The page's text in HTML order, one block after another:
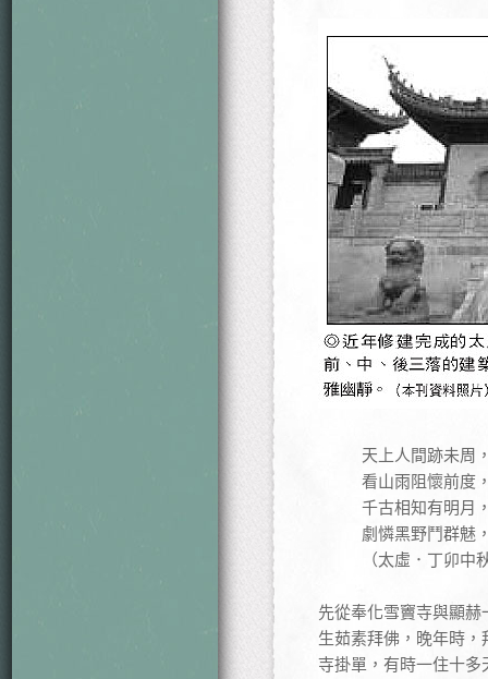
天上人間跡未周
看山雨阻懷前度
千古相知有明月
劇憐黑野鬥群魅
（太虛．丁卯
先從奉化雪竇寺與顯
生茹素拜佛，晚年時
寺掛單，有時一住十